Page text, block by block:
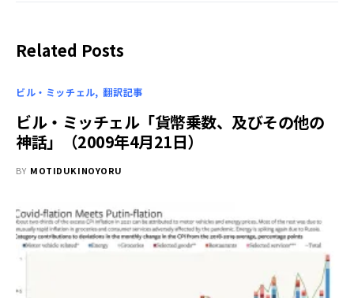
Related Posts
ビル・ミッチェル 翻訳記事
ビル・ミッチェル「貨幣乗数、及びその他の
神話」（2009年4月21日）
BY MOTIDUKINOYORU